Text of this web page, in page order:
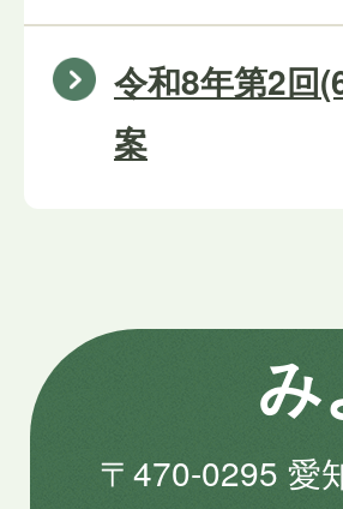
令和8年第2回
案
み
〒470-0295 愛